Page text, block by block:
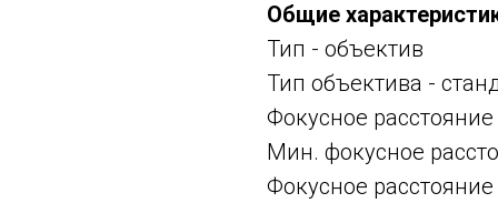
Общие
Тип - объектив
Тип объектива -
Фокусное
Мин. фокусное
Фокусное